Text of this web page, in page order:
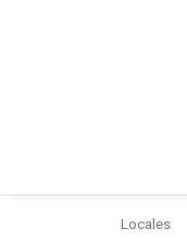
Locales